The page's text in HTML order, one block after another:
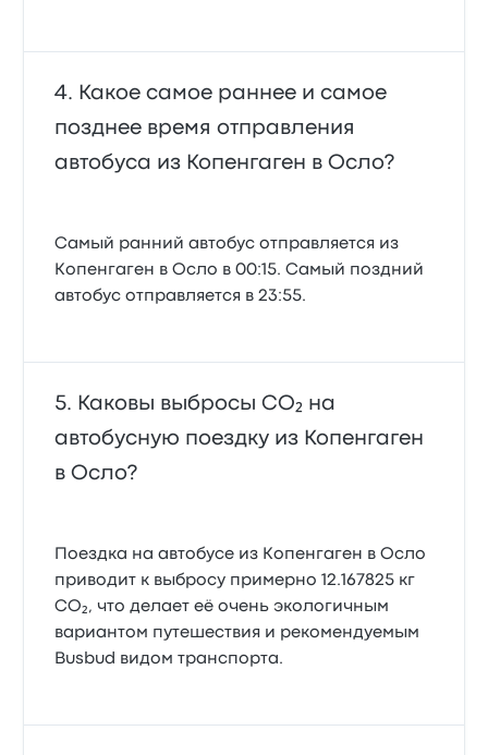
Какое самое раннее и самое
позднее время отправления
автобуса из Копенгаген в Осло?
Самый ранний автобус отправляется из
Копенгаген в Осло в 00:15. Самый поздний
автобус отправляется в 23:55.
Каковы выбросы CO₂ на
автобусную поездку из Копенгаген
в Осло?
Поездка на автобусе из Копенгаген в Осло
приводит к выбросу примерно 12.167825 кг
CO₂, что делает её очень экологичным
вариантом путешествия и рекомендуемым
Busbud видом транспорта.